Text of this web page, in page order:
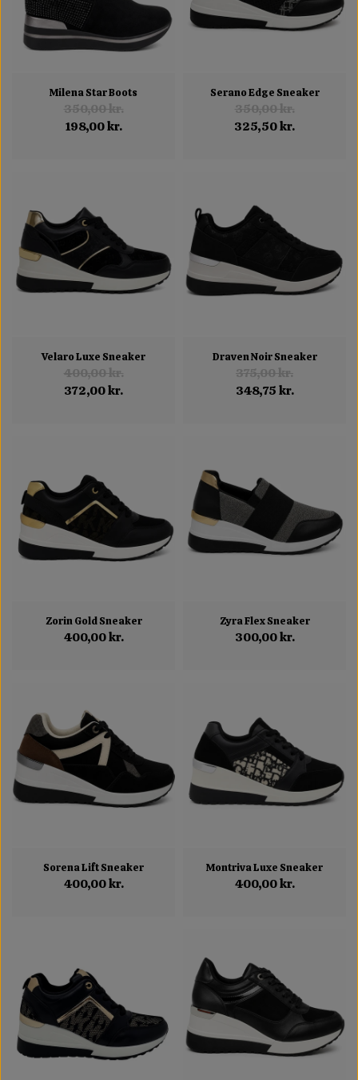
Milena Star Boots
350,00 kr.
198,00 kr.
Serano Edge Sneaker
350,00 kr.
325,50 kr.
Velaro Luxe Sneaker
400,00 kr.
372,00 kr.
Draven Noir Sneaker
375,00 kr.
348,75 kr.
Zorin Gold Sneaker
400,00 kr.
Zyra Flex Sneaker
300,00 kr.
Sorena Lift Sneaker
400,00 kr.
Montriva Luxe Sneaker
400,00 kr.